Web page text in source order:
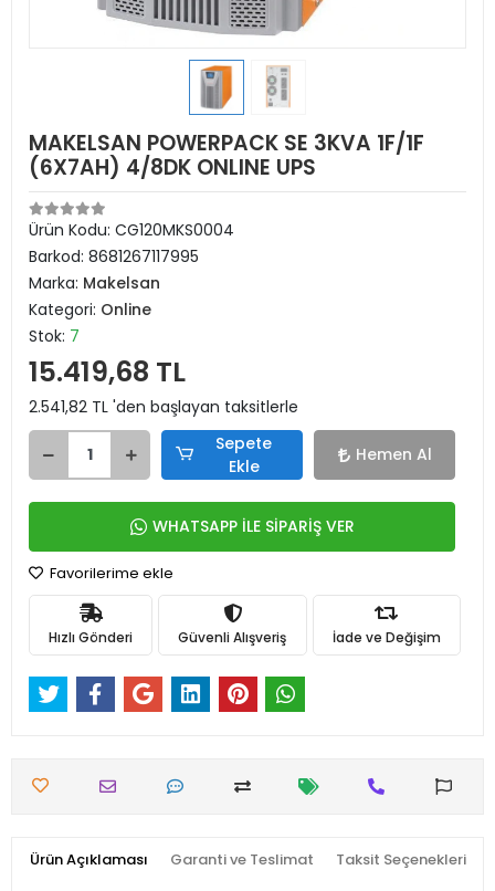
MAKELSAN POWERPACK SE 3KVA 1F/1F
(6X7AH) 4/8DK ONLINE UPS
Ürün Kodu: CG120MKS0004
Barkod: 8681267117995
Marka: Makelsan
Kategori: Online
Stok: 7
15.419,68 TL
2.541,82 TL 'den başlayan taksitlerle
Sepete
Ekle
Hemen Al
WHATSAPP İLE SİPARİŞ VER
Favorilerime ekle
Hızlı Gönderi Güvenli Alışveriş İade ve Değişim
Ürün Açıklaması Garanti ve Teslimat Taksit Seçenekleri